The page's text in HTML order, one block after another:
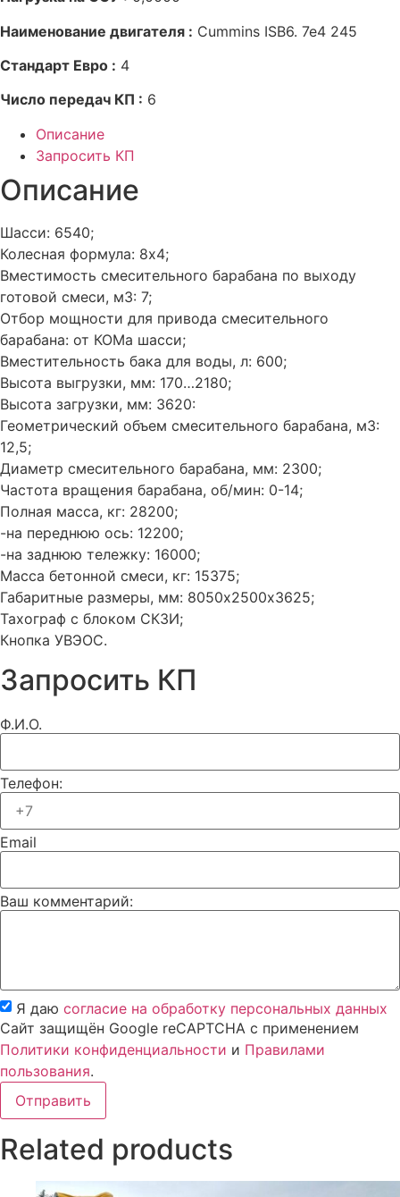
Наименование двигателя : Cummins ISB6. 7e4 245
Стандарт Евро : 4
Число передач КП : 6
Описание
Запросить КП
Описание
Шасси: 6540;
Колесная формула: 8х4;
Вместимость смесительного барабана по выходу
готовой смеси, м3: 7;
Отбор мощности для привода смесительного
барабана: от КОМа шасси;
Вместительность бака для воды, л: 600;
Высота выгрузки, мм: 170…2180;
Высота загрузки, мм: 3620:
Геометрический объем смесительного барабана, м3:
12,5;
Диаметр смесительного барабана, мм: 2300;
Частота вращения барабана, об/мин: 0-14;
Полная масса, кг: 28200;
-на переднюю ось: 12200;
-на заднюю тележку: 16000;
Масса бетонной смеси, кг: 15375;
Габаритные размеры, мм: 8050х2500х3625;
Тахограф с блоком СКЗИ;
Кнопка УВЭОС.
Запросить КП
Ф.И.О.
Телефон:
Email
Ваш комментарий:
Я даю согласие на обработку персональных данных
Сайт защищён Google reCAPTCHA с применением
Политики конфиденциальности и Правилами
пользования.
Отправить
Related products